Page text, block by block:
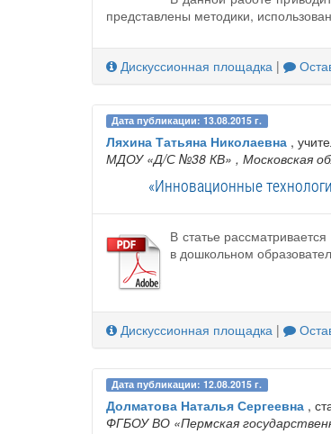
представлены методики,
Дискуссионная площадка |
Дата публикации: 13.08.2015 г.
Ляхина Татьяна Николаевна ,
МДОУ «Д/С №38 КВ» , Московская
«Инновационные
В статье
в дошкольном
Дискуссионная площадка |
Дата публикации: 12.08.2015 г.
Долматова Наталья Сергеевна ,
ФГБОУ ВО «Пермская